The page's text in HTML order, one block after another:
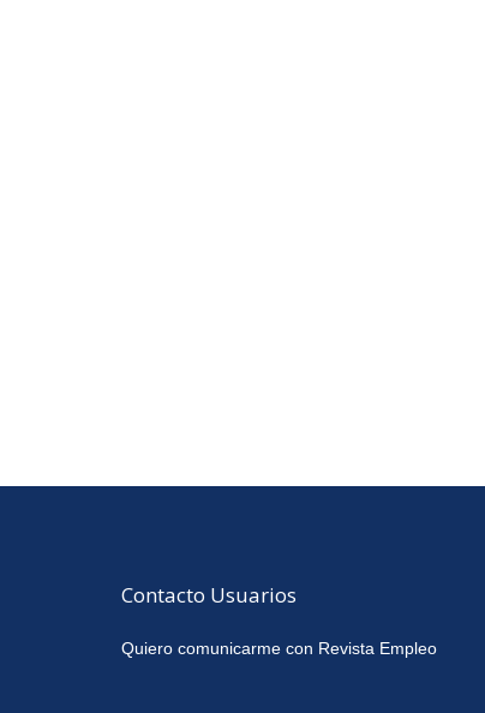
Contacto Usuarios
Quiero comunicarme con Revista Empleo